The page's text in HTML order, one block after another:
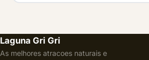
Laguna Gri Gri
As melhores atracoes naturais e